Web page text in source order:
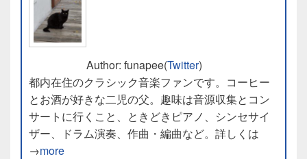
Author: funapee(Twitter)
都内在住のクラシック音楽ファンです。コーヒー
とお酒が好きな二児の父。趣味は音源収集とコン
サートに行くこと、ときどきピアノ、シンセサイ
ザー、ドラム演奏、作曲・編曲など。詳しくは
→more